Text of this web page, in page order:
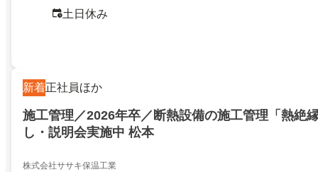
土日休み
新着正社員ほか
施工管理／2026年卒／断熱設備の施工管理「熱絶
し・説明会実施中 松本
株式会社ササキ保温工業